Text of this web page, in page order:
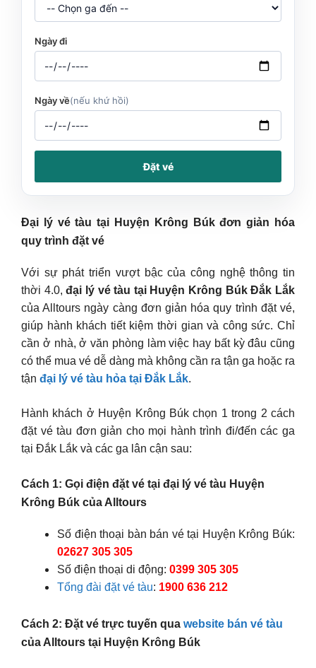
Ngày đi
Ngày về(nếu khứ hồi)
Đặt vé
Đại lý vé tàu tại Huyện Krông Búk đơn giản hóa
quy trình đặt vé
Với sự phát triển vượt bậc của công nghệ thông tin
thời 4.0,đại lý vé tàu tại Huyện Krông Búk Đắk Lắk
của Alltours ngày càng đơn giản hóa quy trình đặt vé,
giúp hành khách tiết kiệm thời gian và công sức. Chỉ
cần ở nhà, ở văn phòng làm việc hay bất kỳ đâu cũng
có thể mua vé dễ dàng mà không cần ra tận ga hoặc ra
tận đại lý vé tàu hỏa tại Đắk Lắk.
Hành khách ở Huyện Krông Búk chọn 1 trong 2 cách
đặt vé tàu đơn giản cho mọi hành trình đi/đến các ga
tại Đắk Lắk và các ga lân cận sau:
Cách 1: Gọi điện đặt vé tại đại lý vé tàu Huyện
Krông Búk của Alltours
Số điện thoại bàn bán vé tại Huyện Krông Búk:
02627 305 305
Số điện thoại di động: 0399 305 305
Tổng đài đặt vé tàu: 1900 636 212
Cách 2: Đặt vé trực tuyến qua website bán vé tàu
của Alltours tại Huyện Krông Búk